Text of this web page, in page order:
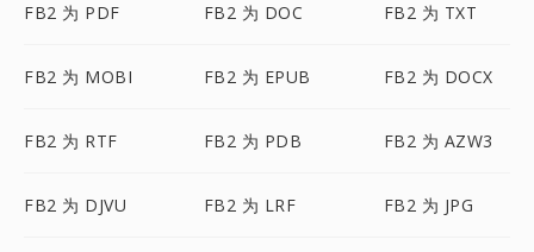
FB2 为 PDF FB2 为 DOC FB2 为 TXT
FB2 为 MOBI FB2 为 EPUB FB2 为 DOCX
FB2 为 RTF FB2 为 PDB FB2 为 AZW3
FB2 为 DJVU FB2 为 LRF FB2 为 JPG